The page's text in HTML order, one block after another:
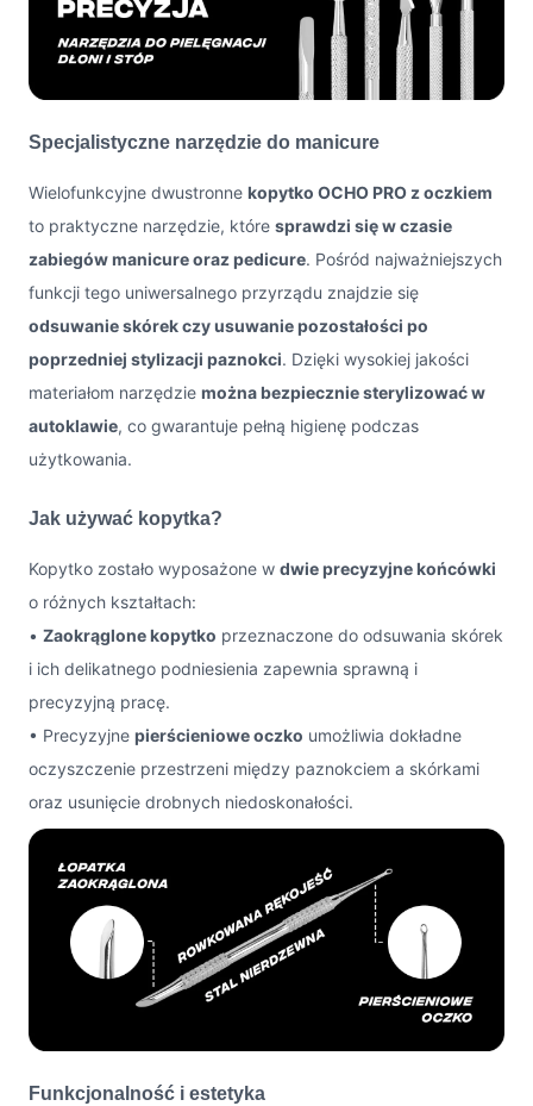
Specjalistyczne narzędzie do manicure
Wielofunkcyjne dwustronne kopytko OCHO PRO z oczkiem
to praktyczne narzędzie, które sprawdzi się w czasie
zabiegów manicure oraz pedicure. Pośród najważniejszych
funkcji tego uniwersalnego przyrządu znajdzie się
odsuwanie skórek czy usuwanie pozostałości po
poprzedniej stylizacji paznokci. Dzięki wysokiej jakości
materiałom narzędzie można bezpiecznie sterylizować w
autoklawie, co gwarantuje pełną higienę podczas
użytkowania.
Jak używać kopytka?
Kopytko zostało wyposażone w dwie precyzyjne końcówki
o różnych kształtach:
• Zaokrąglone kopytko przeznaczone do odsuwania skórek
i ich delikatnego podniesienia zapewnia sprawną i
precyzyjną pracę.
• Precyzyjne pierścieniowe oczko umożliwia dokładne
oczyszczenie przestrzeni między paznokciem a skórkami
oraz usunięcie drobnych niedoskonałości.
Funkcjonalność i estetyka